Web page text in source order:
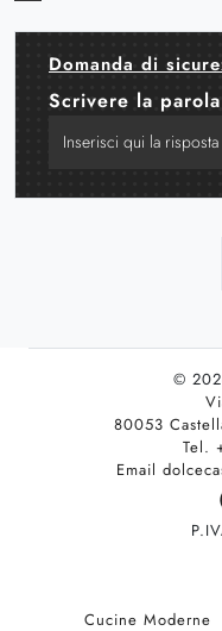
Domanda di
Scrivere la
©
80053
Tel.
Email
Cucine Moderne